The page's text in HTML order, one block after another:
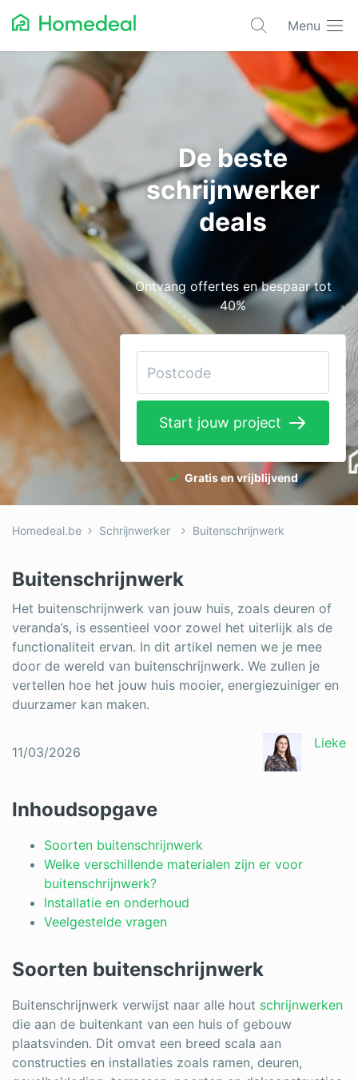
Menu
Populaire projecten
Aannemer
Airco
Alarmsystemen
Architect
Asbest
Bestrating
Cv-ketels
Dakwerken
Elektricien
Gevelwerken
Hekwerken
Hovenier
Isolatie
Loodgieter
Metselaar
Ramen
Rolluiken
Schilder
Tegelzetter
Vloeren
Vochtbestrijding
Warmtepomp
Zonwering
Bent u een vakspecialist?
Log in
De beste
schrijnwerker
deals
Ontvang offertes en bespaar tot
40%
Start jouw project
Gratis en vrijblijvend
Homedeal.be Schrijnwerker Buitenschrijnwerk
Buitenschrijnwerk
Het buitenschrijnwerk van jouw huis, zoals deuren of
veranda’s, is essentieel voor zowel het uiterlijk als de
functionaliteit ervan. In dit artikel nemen we je mee
door de wereld van buitenschrijnwerk. We zullen je
vertellen hoe het jouw huis mooier, energiezuiniger en
duurzamer kan maken.
11/03/2026
Lieke
Inhoudsopgave
Soorten buitenschrijnwerk
Welke verschillende materialen zijn er voor
buitenschrijnwerk?
Installatie en onderhoud
Veelgestelde vragen
Soorten buitenschrijnwerk
Buitenschrijnwerk verwijst naar alle hout schrijnwerken
die aan de buitenkant van een huis of gebouw
plaatsvinden. Dit omvat een breed scala aan
constructies en installaties zoals ramen, deuren,